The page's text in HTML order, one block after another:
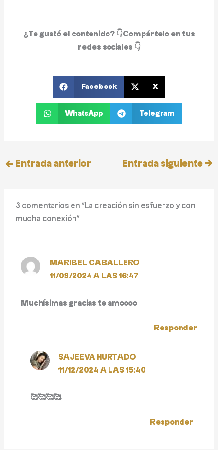
¿Te gustó el contenido? 👇Compártelo en tus
redes sociales 👇
Facebook X
WhatsApp Telegram
← Entrada anterior Entrada siguiente→
3 comentarios en “La creación sin esfuerzo y con
mucha conexión”
MARIBEL CABALLERO
11/09/2024 A LAS 16:47
Muchísimas gracias te amoooo
Responder
SAJEEVA HURTADO
11/12/2024 A LAS 15:40
🥰🥰🥰🥰
Responder